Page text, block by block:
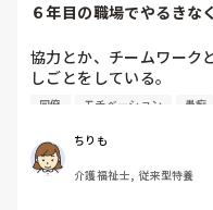
６年目の職場でやるきな
協力とか、チームワーク
しごとをしている。
自分のかおんもしんでる
看護師には、気を遣うし
同僚には、不信感ある。
やるきが、全然ない。
同僚 モチベーション 愚痴
ちりも
介護福祉士, 従来型特養